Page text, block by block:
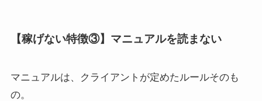
【稼げない特徴③】マニュアルを読まない
マニュアルは、クライアントが定めたルールそのも
の。